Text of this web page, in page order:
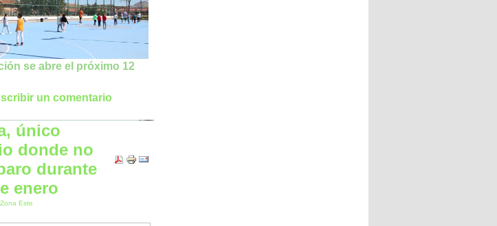
se abre el próximo 12
un comentario
único
donde no
durante
enero
Este